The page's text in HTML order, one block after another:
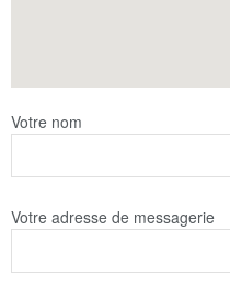
Votre nom
Votre adresse de messagerie